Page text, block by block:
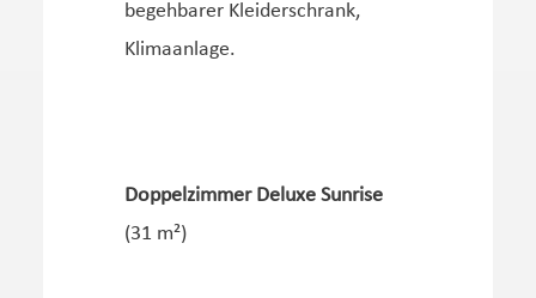
begehbarer Kleiderschrank,
Klimaanlage.
Doppelzimmer Deluxe Sunrise
(31 m²)